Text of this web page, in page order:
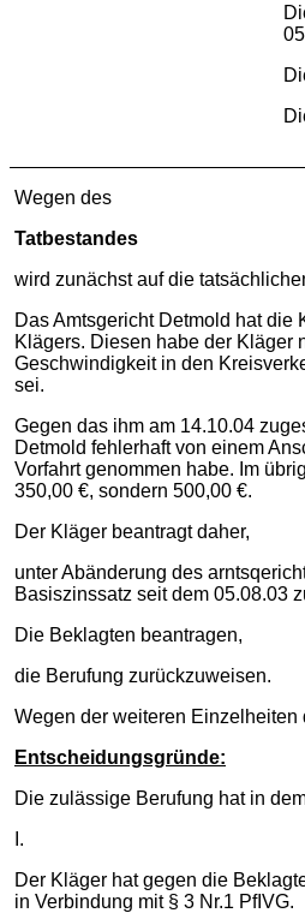
Wegen des
Tatbestandes
wird zunächst auf die
Das Amtsgericht Detmold hat
Klägers. Diesen habe der Kläger
Geschwindigkeit in den
sei.
Gegen das ihm am 14.10.04
Detmold fehlerhaft von einem
Vorfahrt genommen habe. Im
350,00 €, sondern 500,00 €.
Der Kläger beantragt daher,
unter Abänderung des
Basiszinssatz seit dem 05.08.03
Die Beklagten beantragen,
die Berufung zurückzuweisen.
Wegen der weiteren
Entscheidungsgründe:
Die zulässige Berufung hat in
I.
Der Kläger hat gegen die
in Verbindung mit § 3 Nr.1 PfIVG.